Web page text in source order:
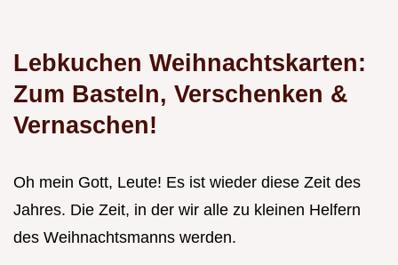
Lebkuchen Weihnachtskarten:
Zum Basteln, Verschenken &
Vernaschen!
Oh mein Gott, Leute! Es ist wieder diese Zeit des
Jahres. Die Zeit, in der wir alle zu kleinen Helfern
des Weihnachtsmanns werden.